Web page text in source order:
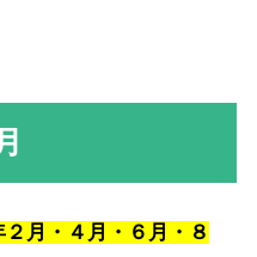
２月・４月・６月・８